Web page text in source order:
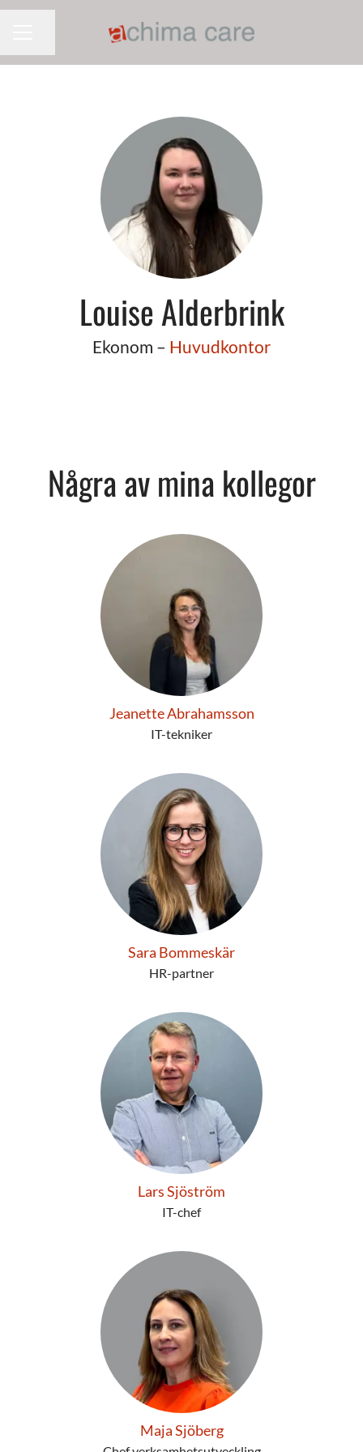
Louise Alderbrink
Ekonom – Huvudkontor
Några av mina kollegor
Jeanette Abrahamsson
IT-tekniker
Sara Bommeskär
HR-partner
Lars Sjöström
IT-chef
Maja Sjöberg